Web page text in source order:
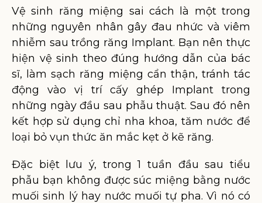
Vệ sinh răng miệng sai cách là một trong
những nguyên nhân gây đau nhức và viêm
nhiễm sau trồng răng Implant. Bạn nên thực
hiện vệ sinh theo đúng hướng dẫn của bác
sĩ, làm sạch răng miệng cẩn thận, tránh tác
động vào vị trí cấy ghép Implant trong
những ngày đầu sau phẫu thuật. Sau đó nên
kết hợp sử dụng chỉ nha khoa, tăm nước để
loại bỏ vụn thức ăn mắc kẹt ở kẽ răng.
Đặc biệt lưu ý, trong 1 tuần đầu sau tiểu
phẫu bạn không được súc miệng bằng nước
muối sinh lý hay nước muối tự pha. Vì nó có